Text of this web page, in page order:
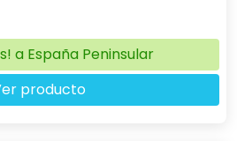
a España Peninsular
producto